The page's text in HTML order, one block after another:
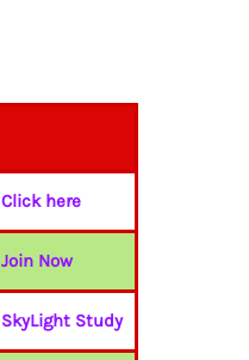
Click here
Join Now
SkyLight Study